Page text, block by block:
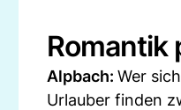
Romantik
Alpbach: Wer
Urlauber finden